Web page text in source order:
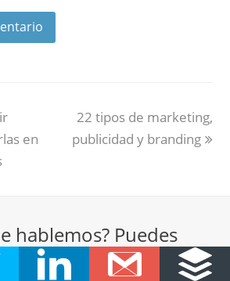
en
22 tipos de marketing,
publicidad y branding
hablemos? Puedes
conmigo